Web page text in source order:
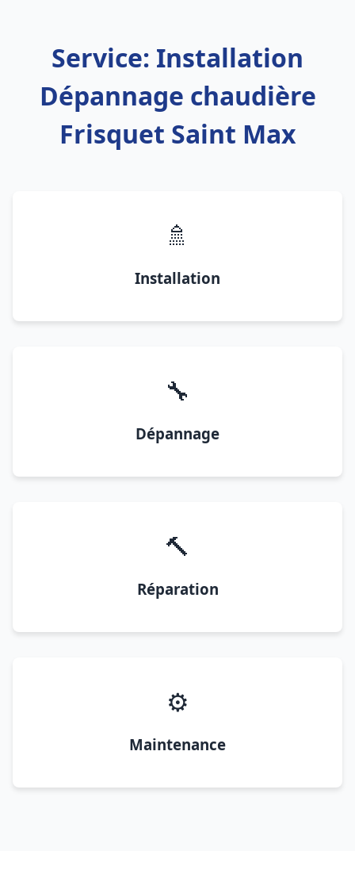
Service: Installation
Dépannage chaudière
Frisquet Saint Max
🚿
Installation
🔧
Dépannage
🔨
Réparation
⚙️
Maintenance